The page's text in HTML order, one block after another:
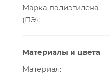
Марка полиэтилена
(ПЭ)
Материалы и цвета
Материал